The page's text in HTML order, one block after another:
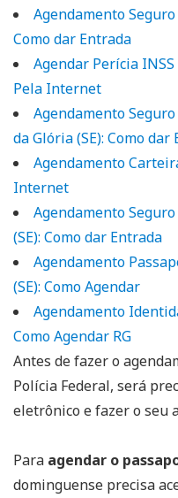
Agendamento
Como dar Entrada
Agendar Perícia INSS
Pela Internet
Agendamento
da Glória (SE): Como dar
Agendamento
Internet
Agendamento
(SE): Como dar Entrada
Agendamento
(SE): Como Agendar
Agendamento
Como Agendar RG
Antes de fazer o
Polícia Federal, será
eletrônico e fazer o seu
Para agendar o
dominguense precisa